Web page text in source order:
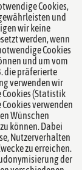
Cookies,
und
wir keine
werden, wenn
Cookies
und um vom
die präferierte
verwenden wir
(Statistik
verwenden
Wünschen
können. Dabei
Nutzerverhalten
zu erreichen.
der